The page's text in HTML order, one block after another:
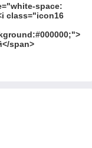
space:
class="icon16
span>